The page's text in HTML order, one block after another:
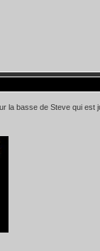
la basse de Steve qui est